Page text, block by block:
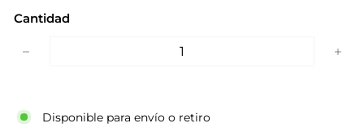
Cantidad
Disponible para envío o retiro